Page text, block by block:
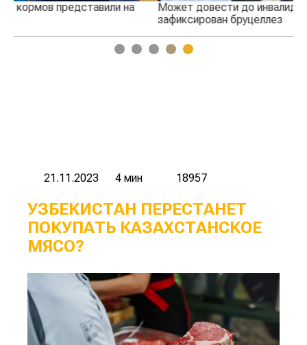
Может довести до инвалидности. На юге вновь
1 2 3 4 5
21.11.2023 4 мин 18957
УЗБЕКИСТАН ПЕРЕСТАНЕТ
ПОКУПАТЬ КАЗАХСТАНСКОЕ
МЯСО?